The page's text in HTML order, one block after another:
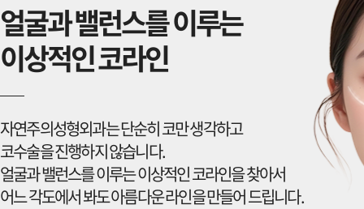
얼굴과 밸런스를 이루는
이상적인 코라인
자연주의성형외과는 단순히 코만 생각하고
코수술을 진행하지 않습니다.
얼굴과 밸런스를 이루는 이상적인 코라인을 찾아서
어느 각도에서 봐도 아름다운 라인을 만들어 드립니다.